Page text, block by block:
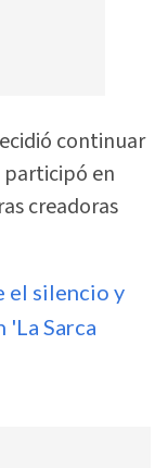
continuar
participó en
creadoras
el silencio y
'La Sarca